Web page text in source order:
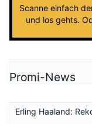
Scanne einfach
und los gehts.
Promi-News
Erling Haaland: